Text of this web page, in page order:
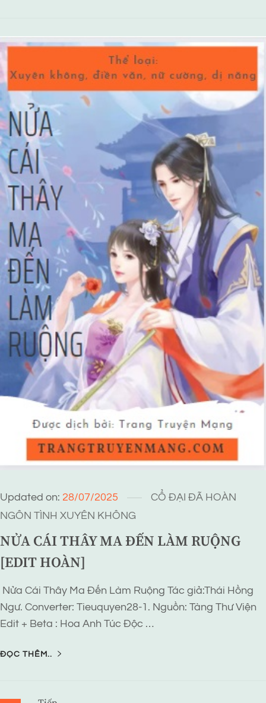
Updated on: 28/07/2025 CỔ ĐẠI ĐÃ HOÀN
NGÔN TÌNH XUYÊN KHÔNG
NỬA CÁI THÂY MA ĐẾN LÀM RUỘNG
[EDIT HOÀN]
Nửa Cái Thây Ma Đến Làm Ruộng Tác giả:Thái Hồng
Ngư. Converter: Tieuquyen28-1. Nguồn: Tàng Thư Viện
Edit + Beta : Hoa Anh Túc Độc …
ĐỌC THÊM..